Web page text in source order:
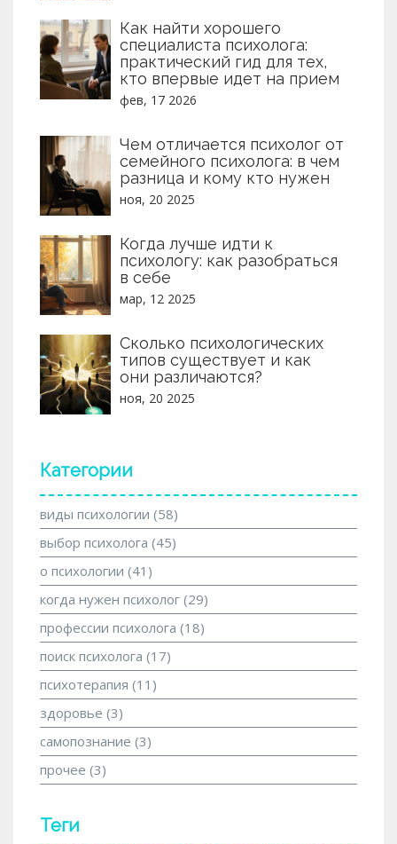
Как найти хорошего
специалиста психолога:
практический гид для тех,
кто впервые идет на прием
фев, 17 2026
Чем отличается психолог от
семейного психолога: в чем
разница и кому кто нужен
ноя, 20 2025
Когда лучше идти к
психологу: как разобраться
в себе
мар, 12 2025
Сколько психологических
типов существует и как
они различаются?
ноя, 20 2025
Категории
виды психологии (58)
выбор психолога (45)
о психологии (41)
когда нужен психолог (29)
профессии психолога (18)
поиск психолога (17)
психотерапия (11)
здоровье (3)
самопознание (3)
прочее (3)
Теги